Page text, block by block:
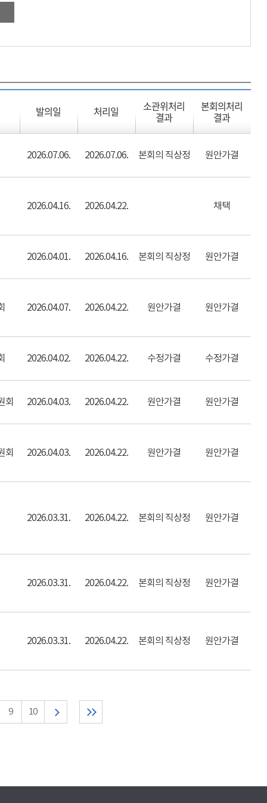
발의일 처리일 소관위처리
결과
본회의처리
결과
2026.07.06. 2026.07.06. 본회의 직상정 원안가결
2026.04.16. 2026.04.22. 채택
2026.04.01. 2026.04.16. 본회의 직상정 원안가결
2026.04.07. 2026.04.22. 원안가결 원안가결
2026.04.02. 2026.04.22. 수정가결 수정가결
회 2026.04.03. 2026.04.22. 원안가결 원안가결
회 2026.04.03. 2026.04.22. 원안가결 원안가결
2026.03.31. 2026.04.22. 본회의 직상정 원안가결
2026.03.31. 2026.04.22. 본회의 직상정 원안가결
2026.03.31. 2026.04.22. 본회의 직상정 원안가결
9 10